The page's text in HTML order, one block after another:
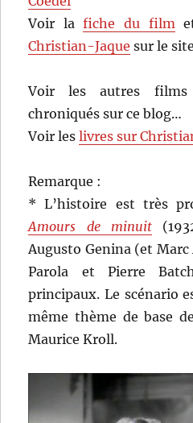
Voir lafiche du filmet
Christian-Jaque sur le
Voir les autres
chroniqués sur ce blog…
Voir leslivres sur
Remarque :
* L’histoire est très
Amours de minuit
Augusto Genina (et
Parola et Pierre
principaux. Le scénario
même thème de base
Maurice Kroll.